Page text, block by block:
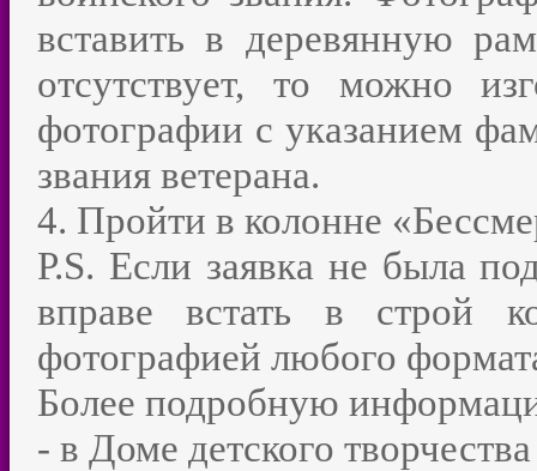
вставить в деревянную
отсутствует, то можно
фотографии с указанием
звания ветерана.
4. Пройти в колонне
P.S. Если заявка не была
вправе встать в строй
фотографией любого
Более подробную
- в Доме детского